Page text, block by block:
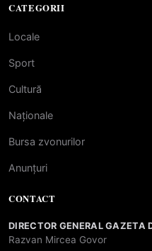
CATEGORII
Locale
Sport
Cultură
Naționale
Bursa zvonurilor
Anunțuri
CONTACT
DIRECTOR GENERAL GAZETA
Razvan Mircea Govor